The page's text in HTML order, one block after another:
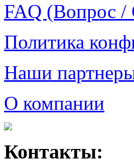
FAQ (Вопрос /
Политика
Наши
О компании
Контакты: